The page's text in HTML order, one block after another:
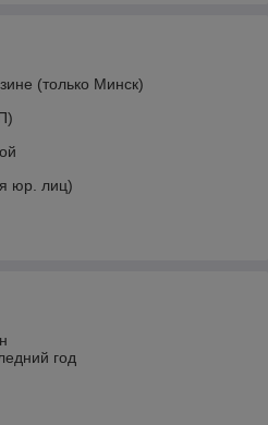
(только Минск)
юр. лиц)
год